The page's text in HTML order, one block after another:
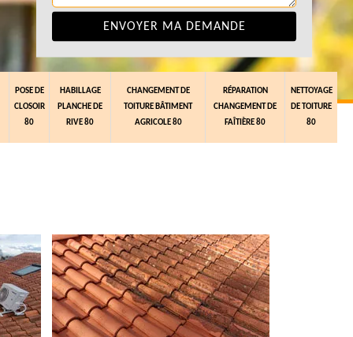
POSE DE
CLOSOIR
80
HABILLAGE
PLANCHE DE
RIVE 80
CHANGEMENT DE
TOITURE BÂTIMENT
AGRICOLE 80
RÉPARATION
CHANGEMENT DE
FAÎTIÈRE 80
NETTOYAGE
DE TOITURE
80